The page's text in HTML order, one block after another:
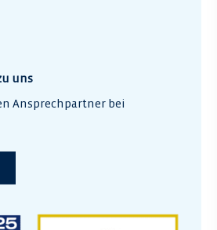
uns
Ansprechpartner bei